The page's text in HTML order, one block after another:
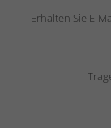
Erhalten Sie E-